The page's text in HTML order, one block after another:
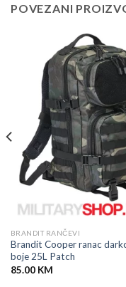
POVEZANI
BRANDIT RANČEVI
Brandit Cooper ranac
boje 25L Patch
85.00 KM